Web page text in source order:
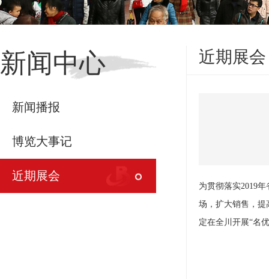
新闻中心
新闻播报
博览大事记
近期展会
近期展会
为贯彻落实2019
场，扩大销售，提
定在全川开展“名